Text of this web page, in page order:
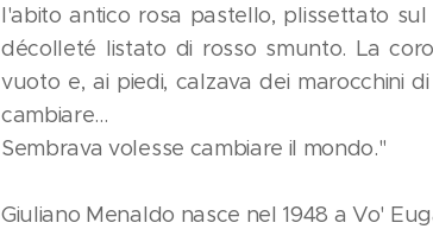
l'abito antico rosa pastello, plissettato
décolleté listato di rosso smunto. La
vuoto e, ai piedi, calzava dei marocchini
cambiare...
Sembrava volesse cambiare il mondo."
Giuliano Menaldo nasce nel 1948 a Vo'